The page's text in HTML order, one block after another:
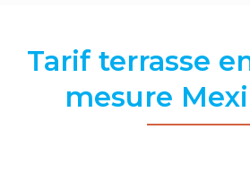
Tarif terrasse
mesure